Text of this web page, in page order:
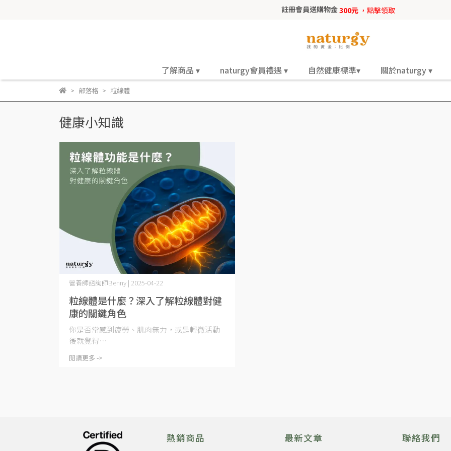
註冊會員送購物金300元 ，點擊領取
了解商品 ▾ naturgy會員禮遇 ▾ 自然健康標準▾ 關於naturgy ▾
部落格 粒線體
健康小知識
粒線體是什麼？深入了解粒線體對健
康的關鍵角色
營養師諮詢師Benny | 2025-04-22
你是否常感到疲勞、肌肉無力，或是輕微活動
後就覺得⋯
閱讀更多 ->
熱銷商品 最新文章 聯絡我們